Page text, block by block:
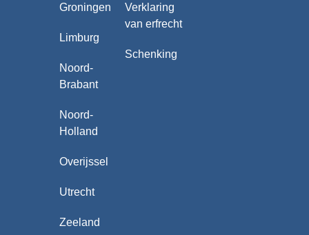
Groningen
Limburg
Noord-
Brabant
Noord-
Holland
Overijssel
Utrecht
Zeeland
Verklaring
van erfrecht
Schenking